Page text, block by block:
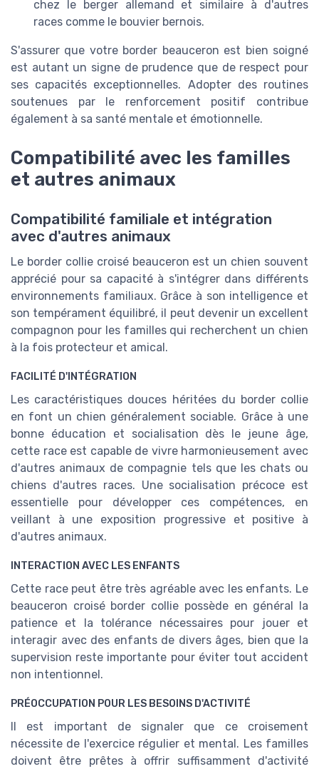
chez le berger allemand et similaire à d'autres
races comme le bouvier bernois.
S'assurer que votre border beauceron est bien soigné
est autant un signe de prudence que de respect pour
ses capacités exceptionnelles. Adopter des routines
soutenues par le renforcement positif contribue
également à sa santé mentale et émotionnelle.
Compatibilité avec les familles
et autres animaux
Compatibilité familiale et intégration
avec d'autres animaux
Le border collie croisé beauceron est un chien souvent
apprécié pour sa capacité à s'intégrer dans différents
environnements familiaux. Grâce à son intelligence et
son tempérament équilibré, il peut devenir un excellent
compagnon pour les familles qui recherchent un chien
à la fois protecteur et amical.
FACILITÉ D'INTÉGRATION
Les caractéristiques douces héritées du border collie
en font un chien généralement sociable. Grâce à une
bonne éducation et socialisation dès le jeune âge,
cette race est capable de vivre harmonieusement avec
d'autres animaux de compagnie tels que les chats ou
chiens d'autres races. Une socialisation précoce est
essentielle pour développer ces compétences, en
veillant à une exposition progressive et positive à
d'autres animaux.
INTERACTION AVEC LES ENFANTS
Cette race peut être très agréable avec les enfants. Le
beauceron croisé border collie possède en général la
patience et la tolérance nécessaires pour jouer et
interagir avec des enfants de divers âges, bien que la
supervision reste importante pour éviter tout accident
non intentionnel.
PRÉOCCUPATION POUR LES BESOINS D'ACTIVITÉ
Il est important de signaler que ce croisement
nécessite de l'exercice régulier et mental. Les familles
doivent être prêtes à offrir suffisamment d'activité